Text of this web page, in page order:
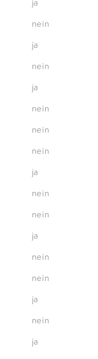
nein
ja
nein
ja
nein
nein
nein
ja
nein
nein
ja
nein
nein
ja
nein
ja